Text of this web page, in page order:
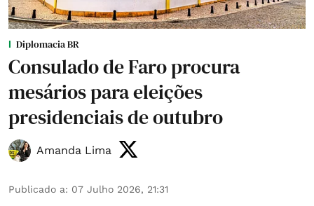
Diplomacia BR
Consulado de Faro procura
mesários para eleições
presidenciais de outubro
Amanda Lima
Publicado a: 07 Julho 2026, 21:31